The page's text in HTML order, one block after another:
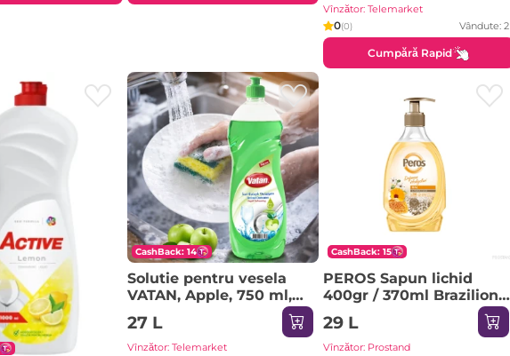
Vînzător: Telemarket
0(0) Vândute: 2
Cumpără Rapid
CashBack: 14
Solutie pentru vesela
VATAN, Apple, 750 ml,
M.16
27 L
Vînzător: Telemarket
CashBack: 15
PEROS Sapun lichid
400gr / 370ml Brazilion
Mango
29 L
Vînzător: Prostand